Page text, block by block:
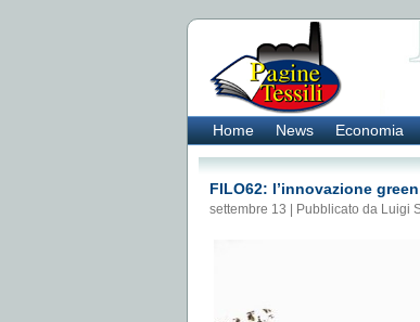
Home News Economia
FILO62: l’innovazione
settembre 13 | Pubblicato da Luigi